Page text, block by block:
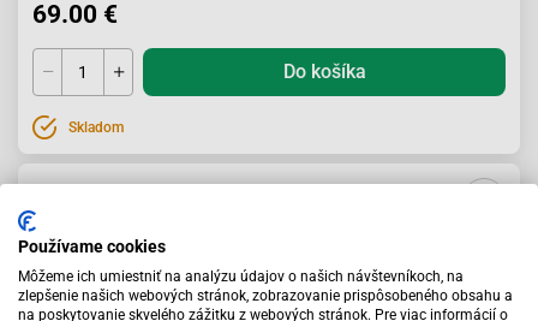
69.00 €
Do košíka
Skladom
Používame cookies
Môžeme ich umiestniť na analýzu údajov o našich návštevníkoch, na
zlepšenie našich webových stránok, zobrazovanie prispôsobeného obsahu a
na poskytovanie skvelého zážitku z webových stránok. Pre viac informácií o